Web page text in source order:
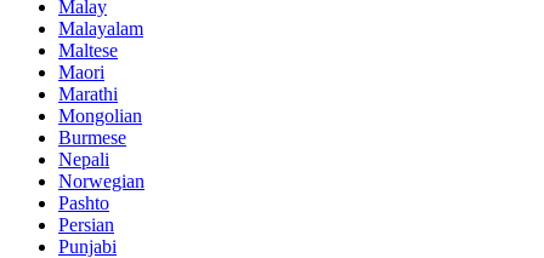
Malay
Malayalam
Maltese
Maori
Marathi
Mongolian
Burmese
Nepali
Norwegian
Pashto
Persian
Punjabi